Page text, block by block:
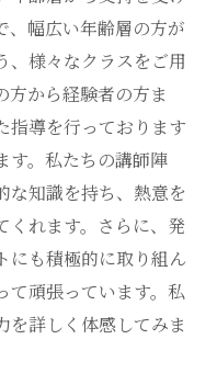
、幅広い年齢層の方が
、様々なクラスをご用
方から経験者の方ま
指導を行っております
す。私たちの講師陣
な知識を持ち、熱意を
くれます。さらに、発
にも積極的に取り組ん
て頑張っています。私
を詳しく体感してみま